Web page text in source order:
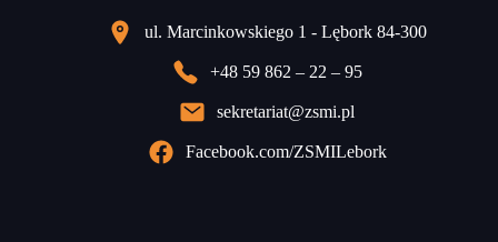
ul. Marcinkowskiego 1 - Lębork 84-300
+48 59 862 – 22 – 95
sekretariat@zsmi.pl
Facebook.com/ZSMILebork